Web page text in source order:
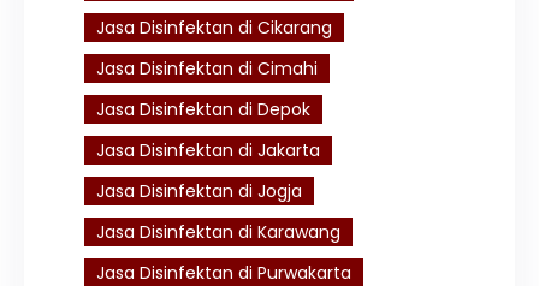
Jasa Disinfektan di Cikarang
Jasa Disinfektan di Cimahi
Jasa Disinfektan di Depok
Jasa Disinfektan di Jakarta
Jasa Disinfektan di Jogja
Jasa Disinfektan di Karawang
Jasa Disinfektan di Purwakarta